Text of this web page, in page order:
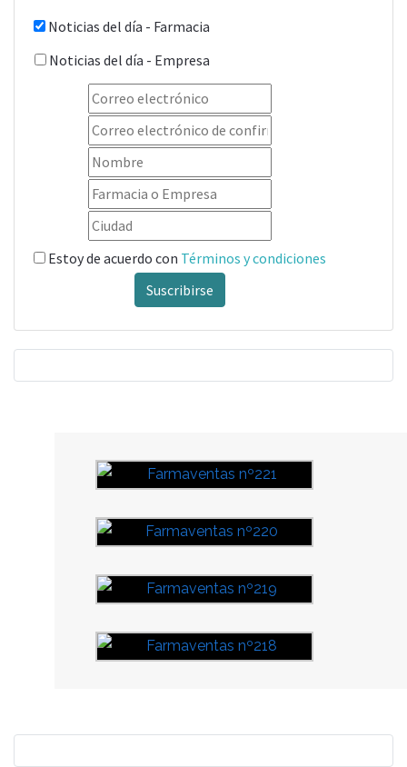
Noticias del día - Farmacia
Noticias del día - Empresa
Estoy de acuerdo con Términos y condiciones
Suscribirse